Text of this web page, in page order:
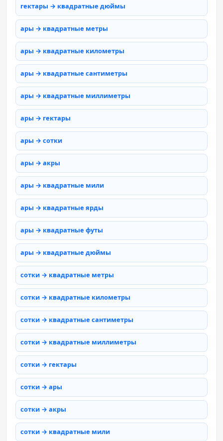
гектары → квадратные дюймы
ары → квадратные метры
ары → квадратные километры
ары → квадратные сантиметры
ары → квадратные миллиметры
ары → гектары
ары → сотки
ары → акры
ары → квадратные мили
ары → квадратные ярды
ары → квадратные футы
ары → квадратные дюймы
сотки → квадратные метры
сотки → квадратные километры
сотки → квадратные сантиметры
сотки → квадратные миллиметры
сотки → гектары
сотки → ары
сотки → акры
сотки → квадратные мили